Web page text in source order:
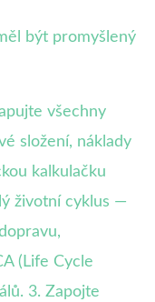
být promyšlený
všechny
složení, náklady
kalkulačku
životní cyklus —
(Life Cycle
3. Zapojte